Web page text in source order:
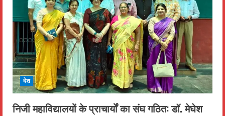
देश
निजी महाविद्यालयों के प्राचार्यों का संघ गठित: डॉ. मेघेश